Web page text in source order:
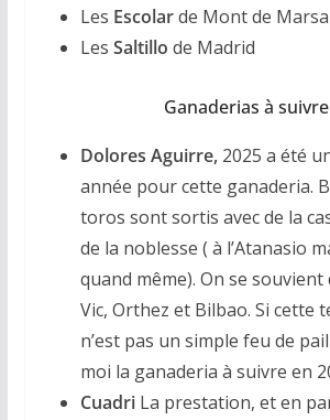
Les Escolarde Mont de
Les Saltillo de Madrid
Ganaderias à suivre
Dolores Aguirre, 2025 a été
année pour cette ganaderia.
toros sont sortis avec de la
de la noblesse ( à l’Atanasio
quand même). On se
Vic, Orthez et Bilbao. Si cette
n’est pas un simple feu de
moi la ganaderia à suivre en
CuadriLa prestation, et en